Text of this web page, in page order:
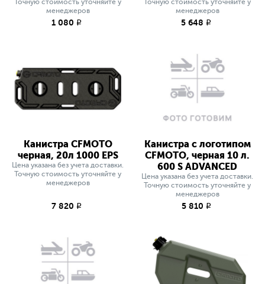
менеджеров
1 080 q
менеджеров
5 648 q
Канистра CFMOTO
черная, 20л 1000 EPS
Цена указана без учета доставки.
Точную стоимость уточняйте у
менеджеров
7 820 q
Канистра с логотипом
CFMOTO, черная 10 л.
600 S ADVANCED
Цена указана без учета доставки.
Точную стоимость уточняйте у
менеджеров
5 810 q